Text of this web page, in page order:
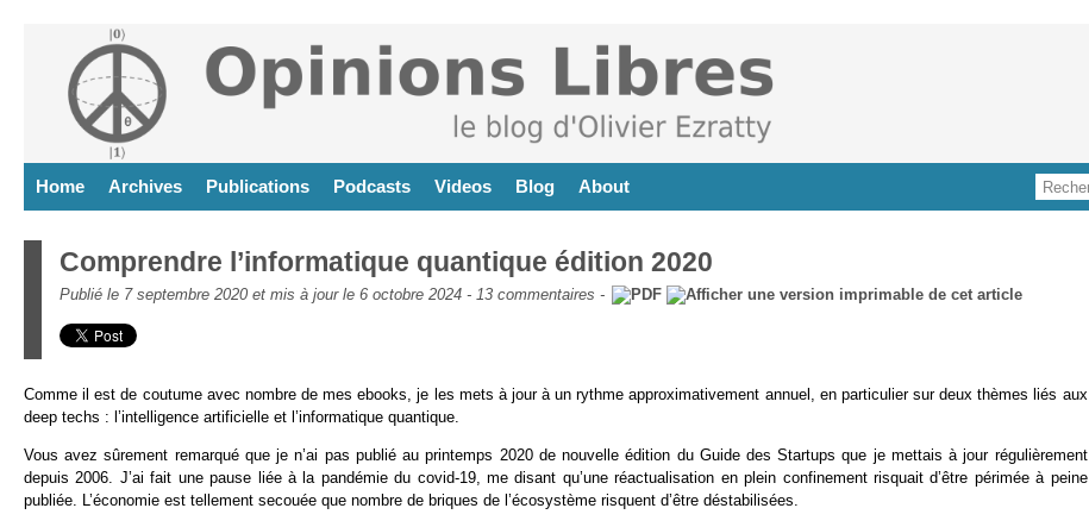
Home Archives Publications Podcasts Videos Blog About
Comprendre l’informatique quantique édition 2020
Publié le 7 septembre 2020 et mis à jour le 6 octobre 2024 - 13 commentaires -
Comme il est de coutume avec nombre de mes ebooks, je les mets à jour à un rythme approximativement annuel, en particulier sur deux thèmes liés aux
deep techs : l’intelligence artificielle et l’informatique quantique.
Vous avez sûrement remarqué que je n’ai pas publié au printemps 2020 de nouvelle édition du Guide des Startups que je mettais à jour régulièrement
depuis 2006. J’ai fait une pause liée à la pandémie du covid-19, me disant qu’une réactualisation en plein confinement risquait d’être périmée à peine
publiée. L’économie est tellement secouée que nombre de briques de l’écosystème risquent d’être déstabilisées.